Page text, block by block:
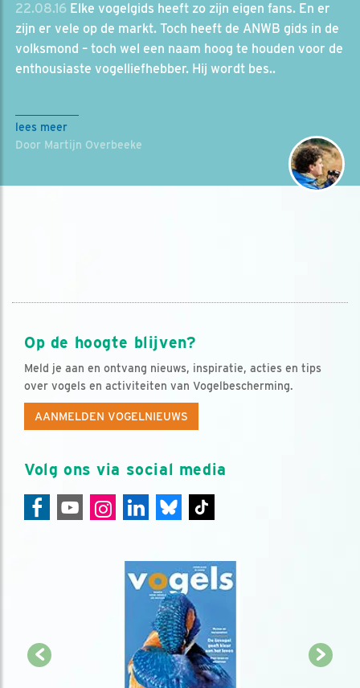
22.08.16 Elke vogelgids heeft zo zijn eigen fans. En er
zijn er vele op de markt. Toch heeft de ANWB gids in de
volksmond – toch wel een naam hoog te houden voor de
enthousiaste vogelliefhebber. Hij wordt bes..
lees meer
Door Martijn Overbeeke
Op de hoogte blijven?
Meld je aan en ontvang nieuws, inspiratie, acties en tips
over vogels en activiteiten van Vogelbescherming.
AANMELDEN VOGELNIEUWS
Volg ons via social media